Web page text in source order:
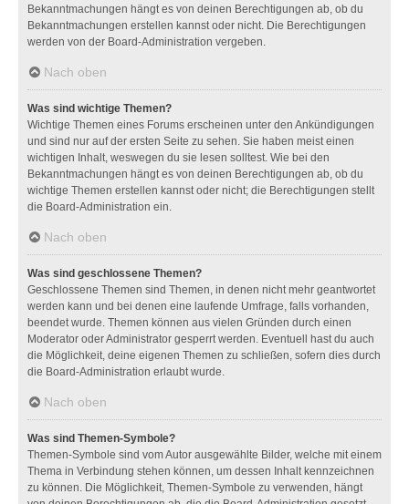
Bekanntmachungen hängt es von deinen Berechtigungen ab, ob du
Bekanntmachungen erstellen kannst oder nicht. Die Berechtigungen
werden von der Board-Administration vergeben.
Nach oben
Was sind wichtige Themen?
Wichtige Themen eines Forums erscheinen unter den Ankündigungen
und sind nur auf der ersten Seite zu sehen. Sie haben meist einen
wichtigen Inhalt, weswegen du sie lesen solltest. Wie bei den
Bekanntmachungen hängt es von deinen Berechtigungen ab, ob du
wichtige Themen erstellen kannst oder nicht; die Berechtigungen stellt
die Board-Administration ein.
Nach oben
Was sind geschlossene Themen?
Geschlossene Themen sind Themen, in denen nicht mehr geantwortet
werden kann und bei denen eine laufende Umfrage, falls vorhanden,
beendet wurde. Themen können aus vielen Gründen durch einen
Moderator oder Administrator gesperrt werden. Eventuell hast du auch
die Möglichkeit, deine eigenen Themen zu schließen, sofern dies durch
die Board-Administration erlaubt wurde.
Nach oben
Was sind Themen-Symbole?
Themen-Symbole sind vom Autor ausgewählte Bilder, welche mit einem
Thema in Verbindung stehen können, um dessen Inhalt kennzeichnen
zu können. Die Möglichkeit, Themen-Symbole zu verwenden, hängt